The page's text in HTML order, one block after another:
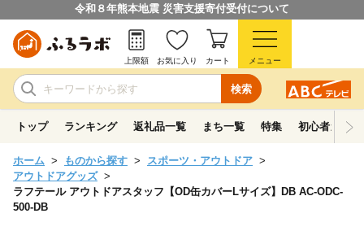
令和８年熊本地震 災害支援寄付受付について
検索
上限額 お気に入り カート メニュー
トップ ランキング 返礼品一覧 まち一覧 特集 初心者ガイド
ホーム ものから探す
スポーツ・アウトドア
アウトドアグッズ
ラフテール アウトドアスタッフ【OD缶カバーLサイズ】DB AC-ODC-
500-DB